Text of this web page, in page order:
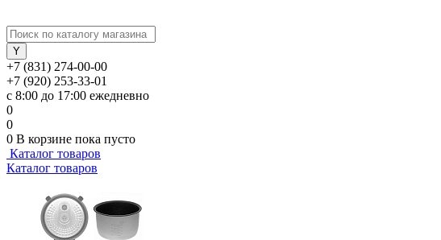
+7 (831) 274-00-00
+7 (920) 253-33-01
с 8:00 до 17:00 ежедневно
0
0
0 В корзине пока пусто
Каталог товаров
Каталог товаров